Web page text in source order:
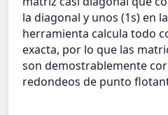
la diagonal y unos (1s) en
herramienta calcula todo
exacta, por lo que las
son demostrablemente
redondeos de punto